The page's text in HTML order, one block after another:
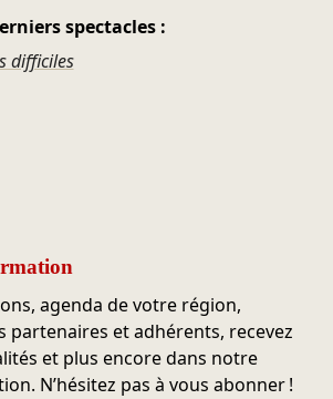
spectacles :
difficiles
agenda de votre région,
partenaires et adhérents, recevez
et plus encore dans notre
N’hésitez pas à vous abonner !